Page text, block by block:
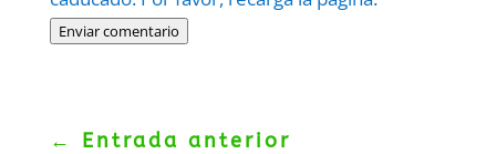
Enviar comentario
← Entrada anterior